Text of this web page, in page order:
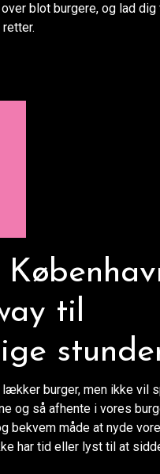
blot burgere, og lad
til
burger, men ikke vil
og så afhente i vores
bekvem måde at nyde
har tid eller lyst til at